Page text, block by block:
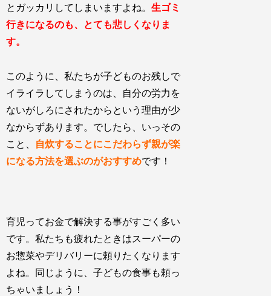
とガッカリしてしまいますよね。生ゴミ
行きになるのも、とても悲しくなりま
す。
このように、私たちが子どものお残しで
イライラしてしまうのは、自分の労力を
ないがしろにされたからという理由が少
なからずあります。でしたら、いっその
こと、
自炊することにこだわらず親が楽
になる方法を選ぶのがおすすめです！
育児ってお金で解決する事がすごく多い
です。私たちも疲れたときはスーパーの
お惣菜やデリバリーに頼りたくなります
よね。同じように、子どもの食事も頼っ
ちゃいましょう！